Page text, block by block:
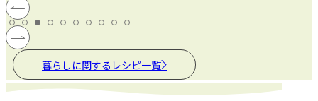
暮らしに関するレシピ一覧